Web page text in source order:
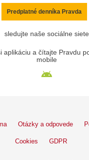
Predplatné denníka Pravda
sledujte naše sociálne siete
aplikáciu a čítajte Pravdu
mobile
Otázky a odpovede
Cookies GDPR